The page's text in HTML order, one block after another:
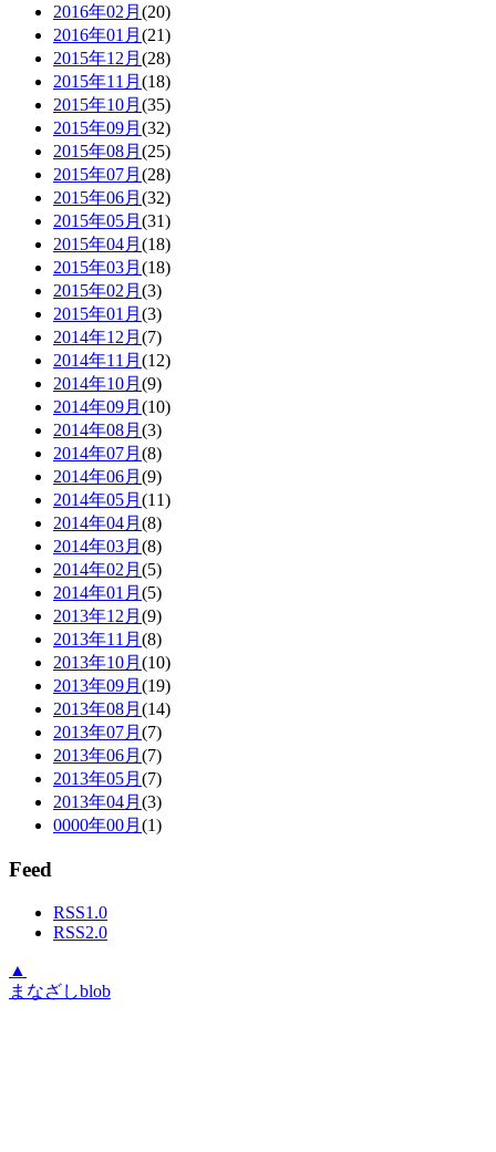
2016年02月 (20)
2016年01月 (21)
2015年12月 (28)
2015年11月 (18)
2015年10月 (35)
2015年09月 (32)
2015年08月 (25)
2015年07月 (28)
2015年06月 (32)
2015年05月 (31)
2015年04月 (18)
2015年03月 (18)
2015年02月 (3)
2015年01月 (3)
2014年12月 (7)
2014年11月 (12)
2014年10月 (9)
2014年09月 (10)
2014年08月 (3)
2014年07月 (8)
2014年06月 (9)
2014年05月 (11)
2014年04月 (8)
2014年03月 (8)
2014年02月 (5)
2014年01月 (5)
2013年12月 (9)
2013年11月 (8)
2013年10月 (10)
2013年09月 (19)
2013年08月 (14)
2013年07月 (7)
2013年06月 (7)
2013年05月 (7)
2013年04月 (3)
0000年00月 (1)
Feed
RSS1.0
RSS2.0
▲
まなざしblob